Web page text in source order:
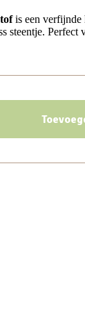
is een verfijnde
steentje. Perfect